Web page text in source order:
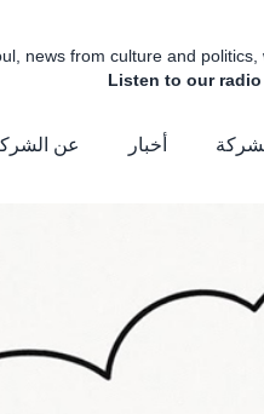
news from culture and
Listen to our
عن أخبار